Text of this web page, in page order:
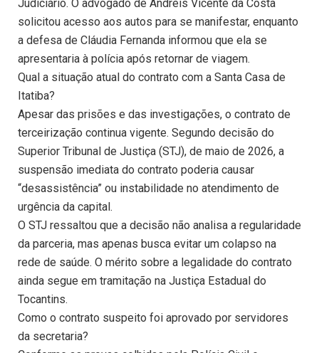
Judiciário. O advogado de Andreis Vicente da Costa
solicitou acesso aos autos para se manifestar, enquanto
a defesa de Cláudia Fernanda informou que ela se
apresentaria à polícia após retornar de viagem.
Qual a situação atual do contrato com a Santa Casa de
Itatiba?
Apesar das prisões e das investigações, o contrato de
terceirização continua vigente. Segundo decisão do
Superior Tribunal de Justiça (STJ), de maio de 2026, a
suspensão imediata do contrato poderia causar
“desassistência” ou instabilidade no atendimento de
urgência da capital.
O STJ ressaltou que a decisão não analisa a regularidade
da parceria, mas apenas busca evitar um colapso na
rede de saúde. O mérito sobre a legalidade do contrato
ainda segue em tramitação na Justiça Estadual do
Tocantins.
Como o contrato suspeito foi aprovado por servidores
da secretaria?